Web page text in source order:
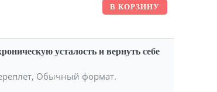
усталость и вернуть себе
Обычный формат.